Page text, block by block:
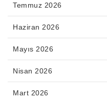
Temmuz 2026
Haziran 2026
Mayıs 2026
Nisan 2026
Mart 2026